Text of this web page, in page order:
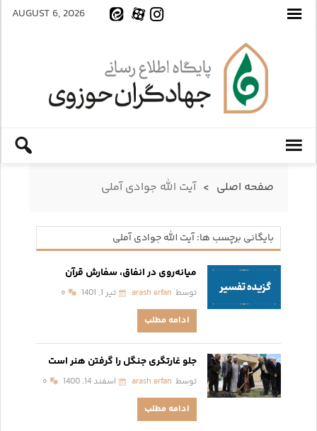
AUGUST 6, 2026
صفحه اصلی > آیت الله جوادی آملی
بایگانی برچسب ها: آیت الله جوادی آملی
میانه‌روی در انفاق، سفارش قرآن
توسط arash erfan تیر 1, 1401 ۰
ادامه مطلب
جلو غارتگری جنگل را گرفتن هنر است
توسط arash erfan اسفند 14, 1400 ۰
ادامه مطلب